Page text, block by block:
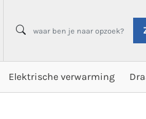
Elektrische verwarming